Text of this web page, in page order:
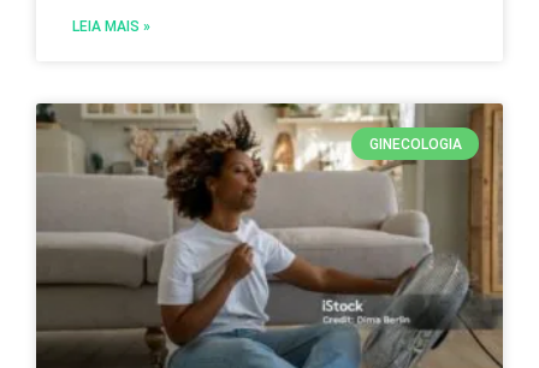
LEIA MAIS »
GINECOLOGIA